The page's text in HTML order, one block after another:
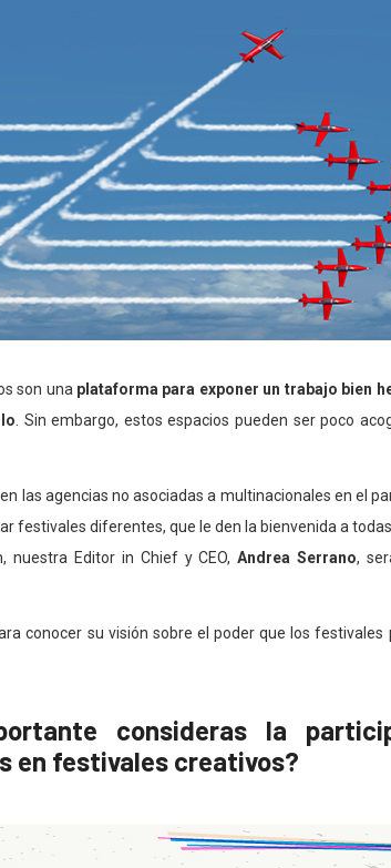
son una plataforma para exponer un trabajo bien
. Sin embargo, estos espacios pueden ser poco
las agencias no asociadas a multinacionales en el
festivales diferentes, que le den la bienvenida a
nuestra Editor in Chief y CEO,Andrea Serrano,
conocer su visión sobre el poder que los
consideras la
en festivales creativos?